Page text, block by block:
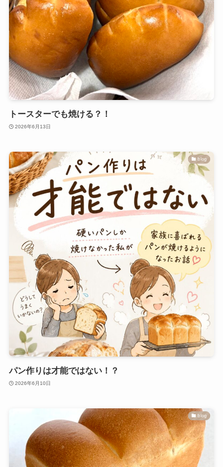
トースターでも焼ける？！
2026年6月13日
blog
パン作りは才能ではない！？
2026年6月10日
blog